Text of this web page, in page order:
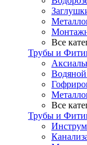
Все
Трубы и
Все
Трубы и